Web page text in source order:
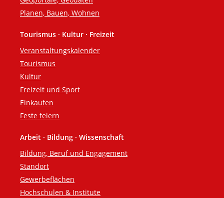
Planen, Bauen, Wohnen
Tourismus · Kultur · Freizeit
Veranstaltungskalender
Tourismus
Kultur
Freizeit und Sport
Einkaufen
Feste feiern
Arbeit · Bildung · Wissenschaft
Bildung, Beruf und Engagement
Standort
Gewerbeflächen
Hochschulen & Institute